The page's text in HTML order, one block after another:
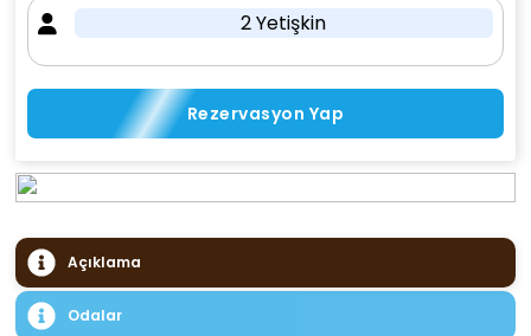
2 Yetişkin
Rezervasyon Yap
Açıklama
Odalar